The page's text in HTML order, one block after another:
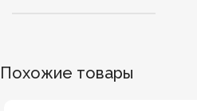
Похожие товары